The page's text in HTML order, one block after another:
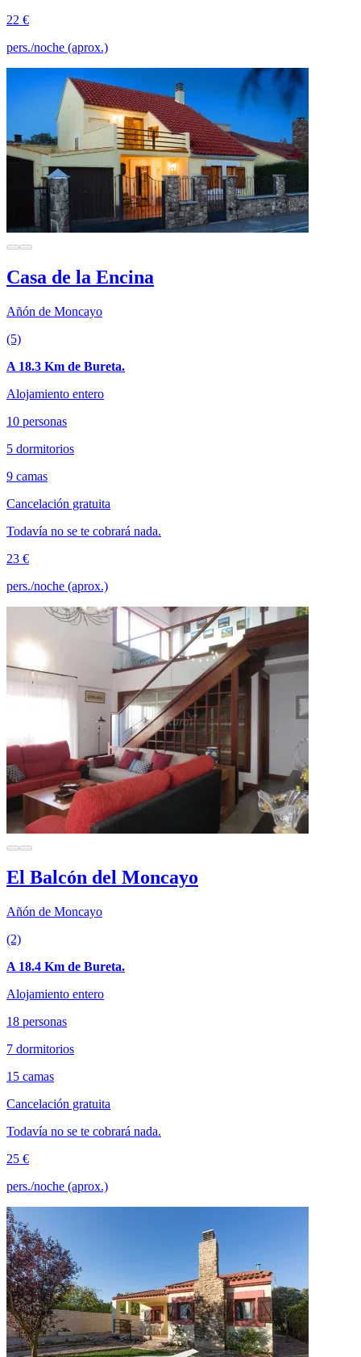
22 €
pers./noche (aprox.)
Casa de la Encina
Añón de Moncayo
(5)
A 18.3 Km de Bureta.
Alojamiento entero
10 personas
5 dormitorios
9 camas
Cancelación gratuita
Todavía no se te cobrará nada.
23 €
pers./noche (aprox.)
El Balcón del Moncayo
Añón de Moncayo
(2)
A 18.4 Km de Bureta.
Alojamiento entero
18 personas
7 dormitorios
15 camas
Cancelación gratuita
Todavía no se te cobrará nada.
25 €
pers./noche (aprox.)